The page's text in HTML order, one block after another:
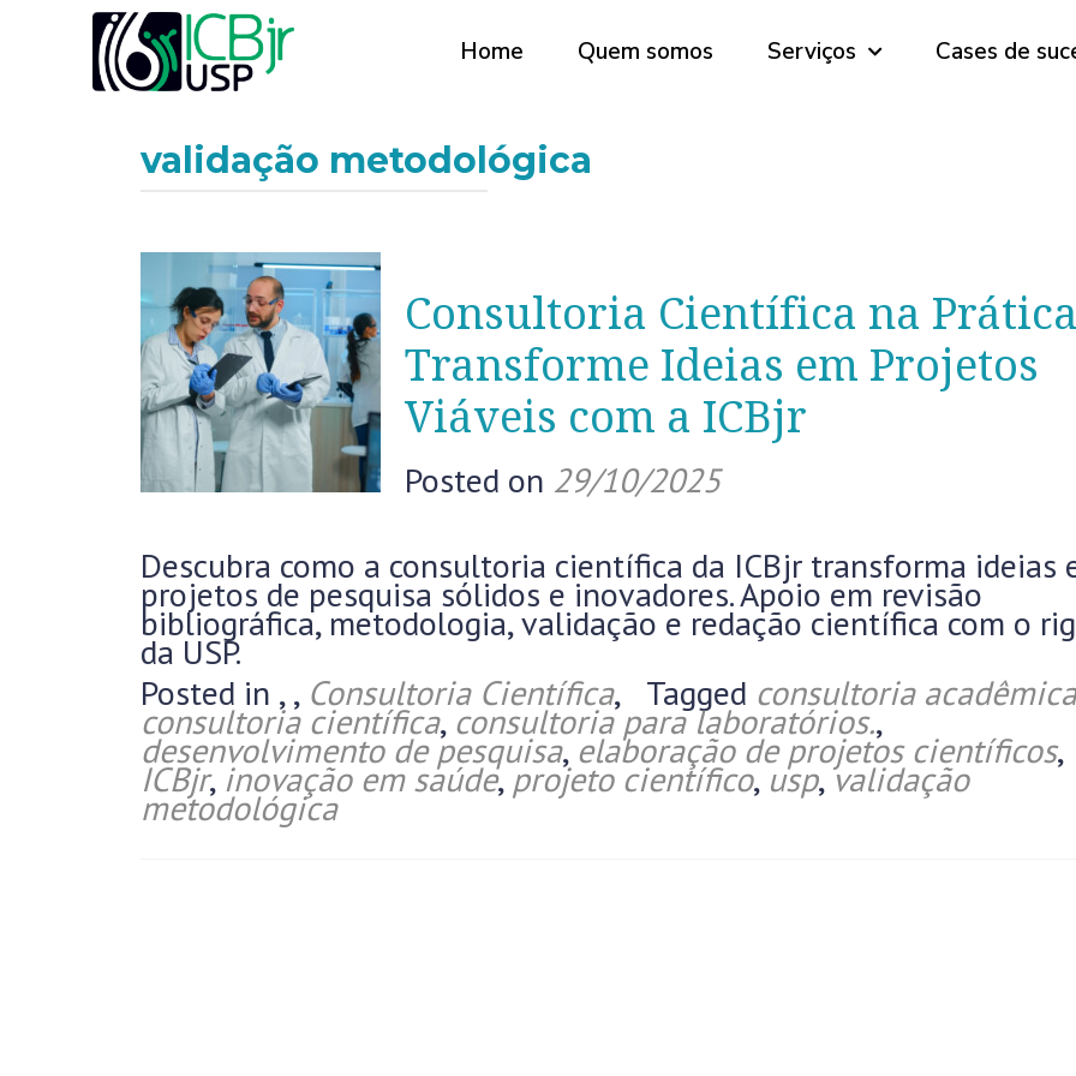
Home Quem somos Serviços Cases de
validação metodológica
Consultoria Científica na Prática
Transforme Ideias em Projetos
Viáveis com a ICBjr
Posted on 29/10/2025
Descubra como a consultoria científica da ICBjr transforma ideias
projetos de pesquisa sólidos e inovadores. Apoio em revisão
bibliográfica, metodologia, validação e redação científica com o
da USP.
Posted in ,, Consultoria Científica, Tagged consultoria acadêmica
consultoria científica, consultoria para laboratórios.,
desenvolvimento de pesquisa, elaboração de projetos científicos,
ICBjr, inovação em saúde,projeto científico,usp,validação
metodológica